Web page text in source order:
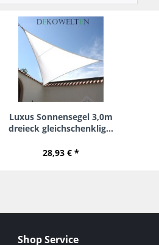
Luxus Sonnensegel 3,0m
dreieck gleichschenklig...
28,93 € *
Shop Service